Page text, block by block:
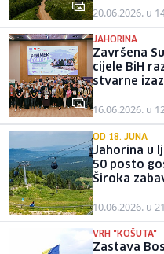
20.06.2026. u
JAHORINA
Završena
cijele BiH
stvarne
16.06.2026. u
OD 18. JUNA
Jahorina u
50 posto
Široka
10.06.2026. u
VRH "KOŠUTA"
Zastava